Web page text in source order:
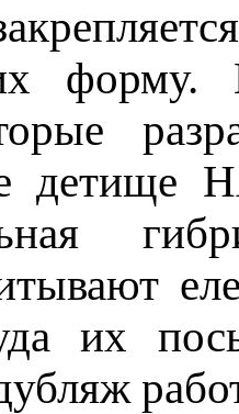
форму.
детище
их